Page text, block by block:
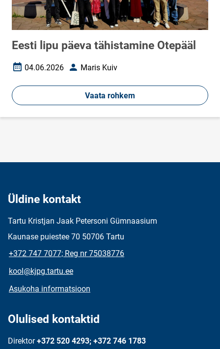
Eesti lipu päeva tähistamine Otepääl
Loomise kuupäev
04.06.2026 AutorMaris Kuiv
Vaata rohkem
Üldine kontakt
Tartu Kristjan Jaak Petersoni Gümnaasium
Kaunase puiestee 70 50706 Tartu
+372 747 7077; Reg nr 75038776
kool@kjpg.tartu.ee
Asukoha informatsioon
Olulised kontaktid
Direktor +372 520 4293; +372 746 1783